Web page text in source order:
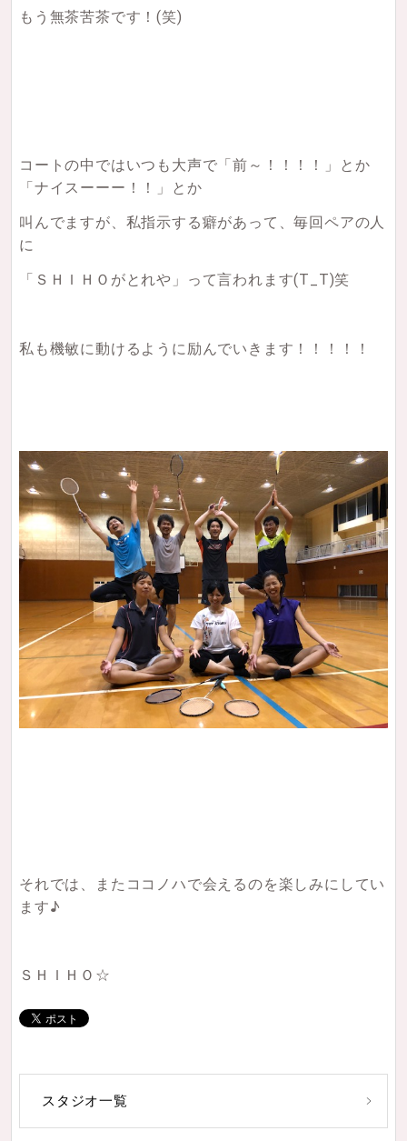
もう無茶苦茶です！(笑)
コートの中ではいつも大声で「前～！！！！」とか
「ナイスーーー！！」とか
叫んでますが、私指示する癖があって、毎回ペアの人
に
「ＳＨＩＨＯがとれや」って言われます(T_T)笑
私も機敏に動けるように励んでいきます！！！！！
それでは、またココノハで会えるのを楽しみにしてい
ます♪
ＳＨＩＨＯ☆
スタジオ一覧